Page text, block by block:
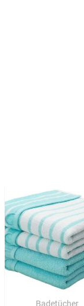
Badetücher